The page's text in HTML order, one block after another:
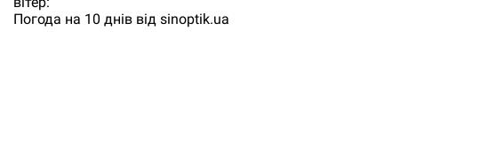
Погода на 10 днів від sinoptik.ua